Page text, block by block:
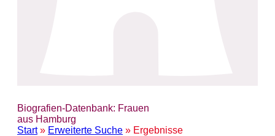
Biografien-Datenbank: Frauen
aus Hamburg
Start» Erweiterte Suche » Ergebnisse